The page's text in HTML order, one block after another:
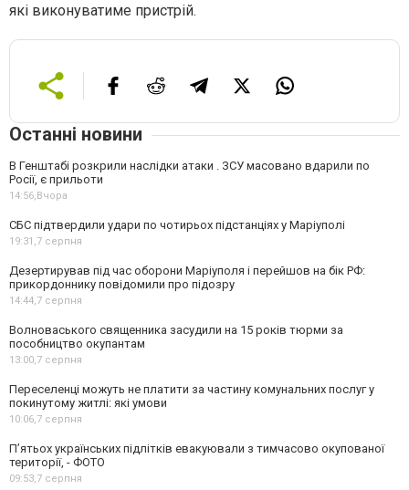
які виконуватиме пристрій.
Останні новини
В Генштабі розкрили наслідки атаки . ЗСУ масовано вдарили по
Росії, є прильоти
14:56,Вчора
СБС підтвердили удари по чотирьох підстанціях у Маріуполі
19:31,7 серпня
Дезертирував під час оборони Маріуполя і перейшов на бік РФ:
прикордоннику повідомили про підозру
14:44,7 серпня
Волноваського священника засудили на 15 років тюрми за
пособництво окупантам
13:00,7 серпня
Переселенці можуть не платити за частину комунальних послуг у
покинутому житлі: які умови
10:06,7 серпня
П’ятьох українських підлітків евакуювали з тимчасово окупованої
території, - ФОТО
09:53,7 серпня